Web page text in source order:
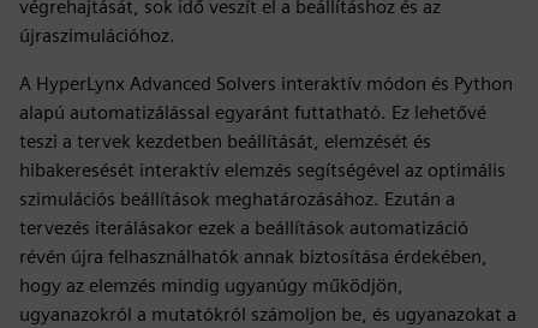
végrehajtását, sok idő veszít el a beállításhoz és az
újraszimulációhoz.
A HyperLynx Advanced Solvers interaktív módon és Python
alapú automatizálással egyaránt futtatható. Ez lehetővé
teszi a tervek kezdetben beállítását, elemzését és
hibakeresését interaktív elemzés segítségével az optimális
szimulációs beállítások meghatározásához. Ezután a
tervezés iterálásakor ezek a beállítások automatizáció
révén újra felhasználhatók annak biztosítása érdekében,
hogy az elemzés mindig ugyanúgy működjön,
ugyanazokról a mutatókról számoljon be, és ugyanazokat a